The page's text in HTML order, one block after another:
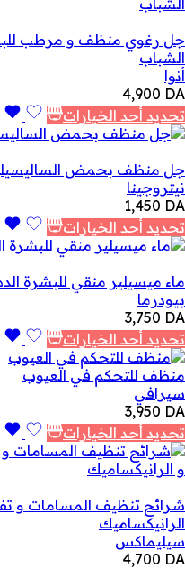
جل رغوي منظف و مرطب
الشباب
أنوا
4,900 DA
تحديد أحد الخيارات
جل منظف بحمض
نيتروجينا
1,450 DA
تحديد أحد الخيارات
ماء ميسيلير منقي للبشرة
بيودرما
3,750 DA
تحديد أحد الخيارات
منظف للتحكم في العيوب
سيرافي
3,950 DA
تحديد أحد الخيارات
شرائح تنظيف المسامات و
الرانيكساميك
سيليماكس
4,700 DA